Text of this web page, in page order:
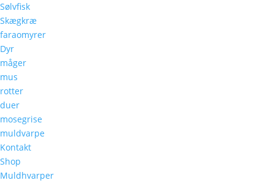
Sølvfisk
Skægkræ
faraomyrer
Dyr
måger
mus
rotter
duer
mosegrise
muldvarpe
Kontakt
Shop
Muldhvarper